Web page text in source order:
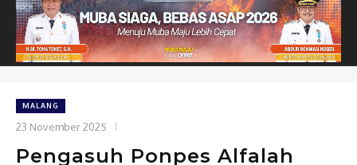
MALANG
23 November 2025
Pengasuh Ponpes Alfalah